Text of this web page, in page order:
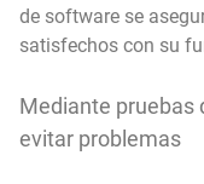
de software se
satisfechos con su
Mediante pruebas
evitar problemas